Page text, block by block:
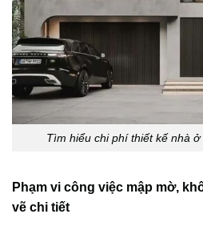
Tìm hiểu chi phí thiết kế nhà
Phạm vi công việc mập mờ,
vẽ chi tiết